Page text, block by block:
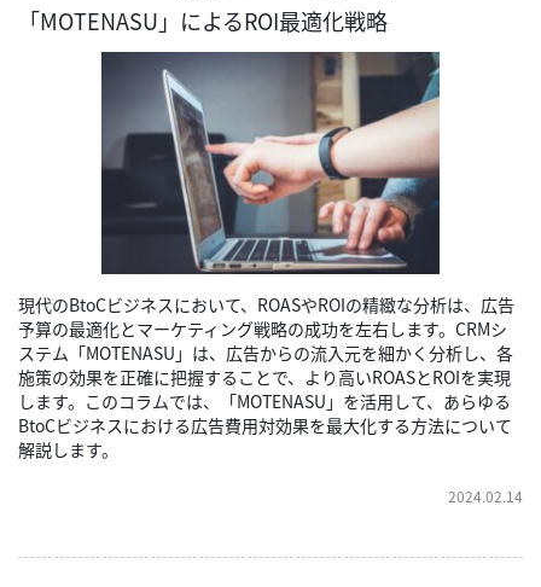
「MOTENASU」によるROI最適化戦略
現代のBtoCビジネスにおいて、ROASやROIの精緻な分析は、広告
予算の最適化とマーケティング戦略の成功を左右します。CRMシ
ステム「MOTENASU」は、広告からの流入元を細かく分析し、各
施策の効果を正確に把握することで、より高いROASとROIを実現
します。このコラムでは、「MOTENASU」を活用して、あらゆる
BtoCビジネスにおける広告費用対効果を最大化する方法について
解説します。
2024.02.14